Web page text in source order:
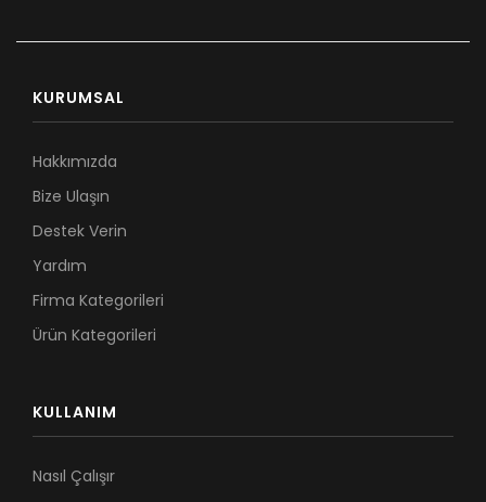
KURUMSAL
Hakkımızda
Bize Ulaşın
Destek Verin
Yardım
Firma Kategorileri
Ürün Kategorileri
KULLANIM
Nasıl Çalışır